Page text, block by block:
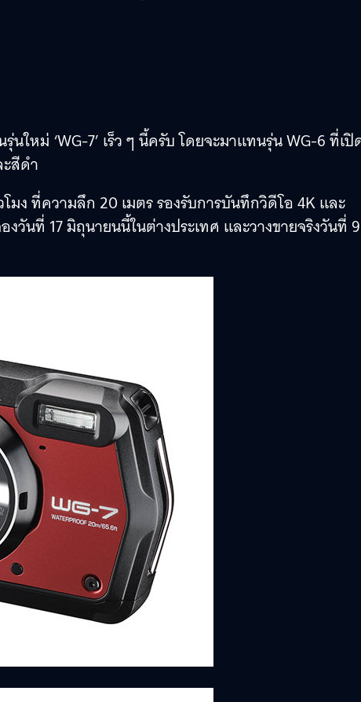
ใหม่ ‘WG-7’ เร็ว ๆ นี้ครับ โดยจะมาแทนรุ่น WG-6 ที่เ
สีดำ
ง ที่ความลึก 20 เมตร รองรับการบันทึกวิดีโอ 4K และ
วันที่ 17 มิถุนายนนี้ในต่างประเทศ และวางขายจริงวันที่ 9